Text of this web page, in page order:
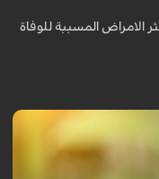
الامراض المسببة للوفاة